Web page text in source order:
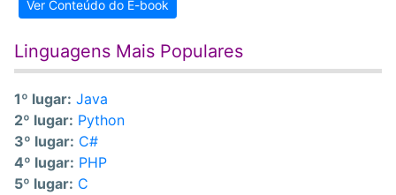
Ver Conteúdo do E-book
Linguagens Mais Populares
1º lugar: Java
2º lugar: Python
3º lugar: C#
4º lugar: PHP
5º lugar: C